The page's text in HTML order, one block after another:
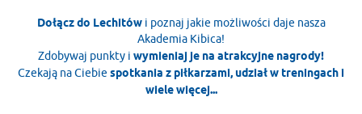
Dołącz do Lechitówi poznaj jakie możliwości daje nasza
Akademia Kibica!
Zdobywaj punkty i wymieniaj je na atrakcyjne nagrody!
Czekają na Ciebie spotkania z piłkarzami, udział w treningach i
wiele więcej...